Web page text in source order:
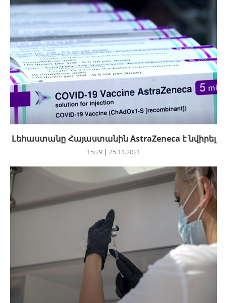
Լեհաստանը Հայաստանին AstraZeneca է նվիրել
15:29 | 25.11.2021